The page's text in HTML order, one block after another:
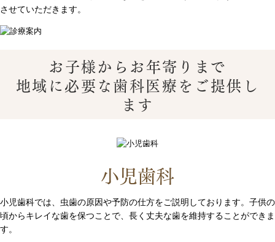
させていただきます。
お子様からお年寄りまで
地域に必要な歯科医療をご提供し
ます
小児歯科
小児歯科では、虫歯の原因や予防の仕方をご説明しております。子供の
頃からキレイな歯を保つことで、長く丈夫な歯を維持することができま
す。